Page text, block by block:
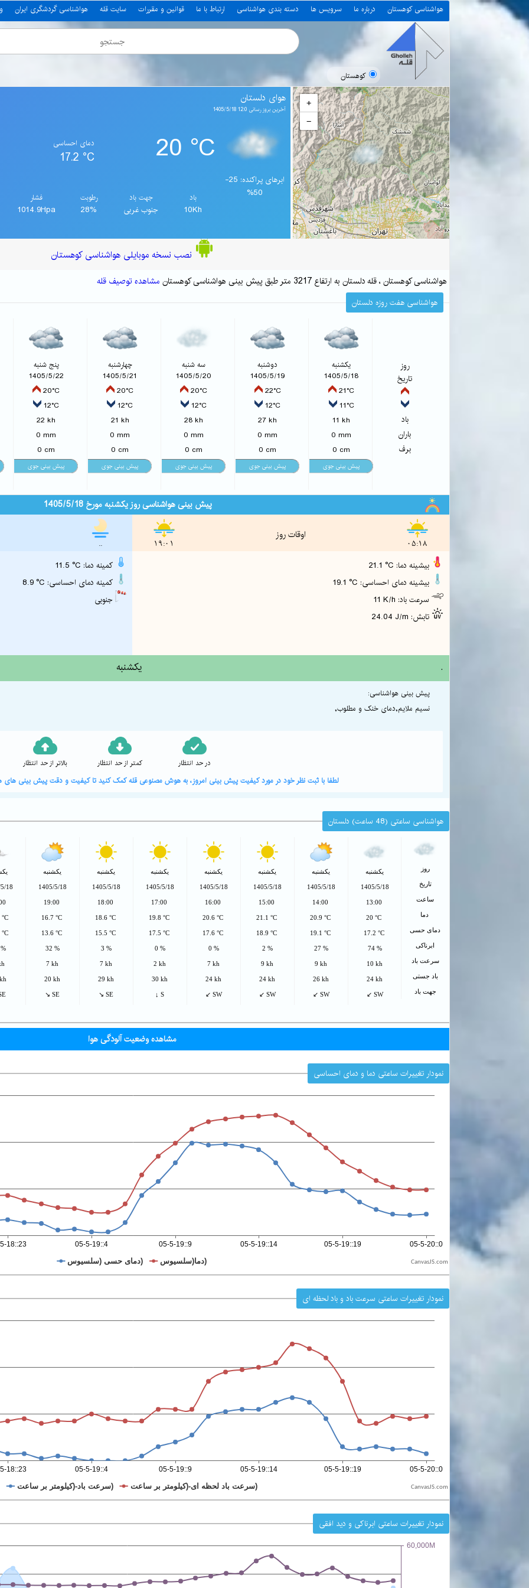
هواشناسی کوهستان درباره ما سرویس ها دسته بندی هواشناسی ارتباط با ما قوانین و مقررات سایت قله هواشناسی گردشگری ایران
کوهستان
+
−
هوای دلستان
آخرین بروز رسانی 12:0 1405/5/18
ابرهای پراکنده: 25-
50%
20 °C دمای احساسی
17.2 °C
باد
10Kh
جهت باد
جنوب غربی
رطوبت
28%
فشار
1014.9Hpa
نصب نسخه موبایلی هواشناسی کوهستان
هواشناسی کوهستان ، قله دلستان به ارتفاع 3217 متر طبق پیش بینی هواشناسی کوهستان مشاهده توصیف قله
هواشناسی هفت روزه دلستان
روز
تاریخ
باد
باران
برف
یکشنبه
1405/5/18
21°C
11°C
11 kh
0 mm
0 cm
دوشنبه
1405/5/19
22°C
12°C
27 kh
0 mm
0 cm
سه شنبه
1405/5/20
20°C
12°C
28 kh
0 mm
0 cm
چهارشنبه
1405/5/21
20°C
12°C
21 kh
0 mm
0 cm
پنج شنبه
1405/5/22
20°C
12°C
22 kh
0 mm
0 cm
پیش بینی هواشناسی روز یکشنبه مورخ 1405/5/18
..
11.5 °C :کمینه دما
8.9 °C :کمینه دمای احساسی
جنوبی
19:01
اوقات روز
05:18
11 K/h :سرعت باد
یکشنبه .
پیش بینی هواشناسی:
نسیم ملایم,دمای خنک و مطلوب,
بالاتر از حد انتظار کمتر از حد انتظار در حد انتظار
لطفا با ثبت نظر خود در مورد کیفیت پیش بینی امروز، به هوش مصنوعی قله کمک کنید تا کیفیت و دقت پیش بینی های
هواشناسی ساعتی (48 ساعت) دلستان
روز
تاریخ
ساعت
دما
دمای حسی
ابرناکی
سرعت باد
باد جستی
جهت باد
یکشنبه
1405/5/18
13:00
20 °C
17.2 °C
74 %
10 kh
24 kh
↙ SW
یکشنبه
1405/5/18
14:00
20.9 °C
19.1 °C
27 %
9 kh
26 kh
↙ SW
یکشنبه
1405/5/18
15:00
21.1 °C
18.9 °C
2 %
9 kh
24 kh
↙ SW
یکشنبه
1405/5/18
16:00
20.6 °C
17.6 °C
0 %
7 kh
24 kh
↙ SW
یکشنبه
1405/5/18
17:00
19.8 °C
17.5 °C
0 %
2 kh
30 kh
↓ S
یکشنبه
1405/5/18
18:00
18.6 °C
15.5 °C
3 %
7 kh
29 kh
↘ SE
یکشنبه
1405/5/18
19:00
16.7 °C
13.6 °C
32 %
7 kh
20 kh
↘ SE
18
مشاهده وضعیت آلودگی هوا
نمودار تغییرات ساعتی دما و دمای احساسی
CanvasJS.com
نمودار تغییرات ساعتی سرعت باد و باد لحظه ای
CanvasJS.com
نمودار تغییرات ساعتی ابرناکی و دید افقی